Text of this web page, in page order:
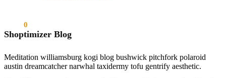
0
Shoptimizer Blog
Meditation williamsburg kogi blog bushwick pitchfork polaroid
austin dreamcatcher narwhal taxidermy tofu gentrify aesthetic.